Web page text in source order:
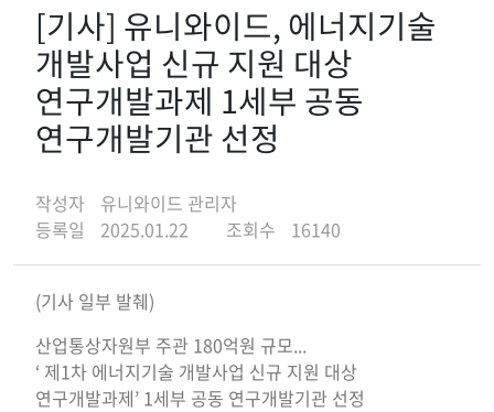
[기사] 유니와이드, 에너지기술
개발사업 신규 지원 대상
연구개발과제 1세부 공동
연구개발기관 선정
작성자
유니와이드 관리자
등록일
2025.01.22 조회수 16140
(기사 일부 발췌)
산업통상자원부 주관 180억원 규모...
‘ 제1차 에너지기술 개발사업 신규 지원 대상
연구개발과제’ 1세부 공동 연구개발기관 선정